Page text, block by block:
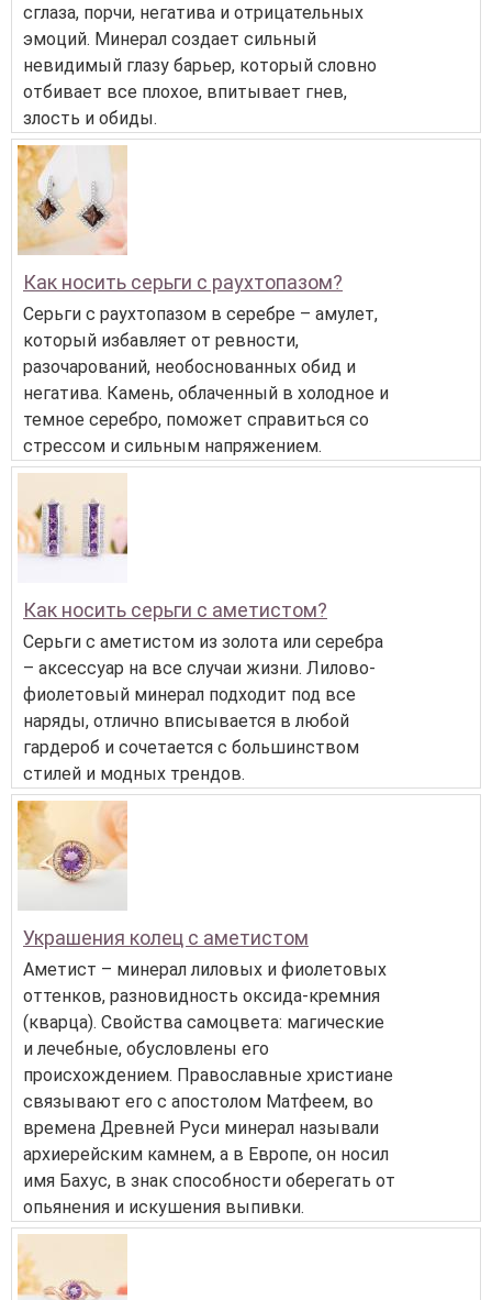
сглаза, порчи, негатива и отрицательных
эмоций. Минерал создает сильный
невидимый глазу барьер, который словно
отбивает все плохое, впитывает гнев,
злость и обиды.
Как носить серьги с раухтопазом?
Серьги с раухтопазом в серебре – амулет,
который избавляет от ревности,
разочарований, необоснованных обид и
негатива. Камень, облаченный в холодное и
темное серебро, поможет справиться со
стрессом и сильным напряжением.
Как носить серьги с аметистом?
Серьги с аметистом из золота или серебра
– аксессуар на все случаи жизни. Лилово-
фиолетовый минерал подходит под все
наряды, отлично вписывается в любой
гардероб и сочетается с большинством
стилей и модных трендов.
Украшения колец с аметистом
Аметист – минерал лиловых и фиолетовых
оттенков, разновидность оксида-кремния
(кварца). Свойства самоцвета: магические
и лечебные, обусловлены его
происхождением. Православные христиане
связывают его с апостолом Матфеем, во
времена Древней Руси минерал называли
архиерейским камнем, а в Европе, он носил
имя Бахус, в знак способности оберегать от
опьянения и искушения выпивки.